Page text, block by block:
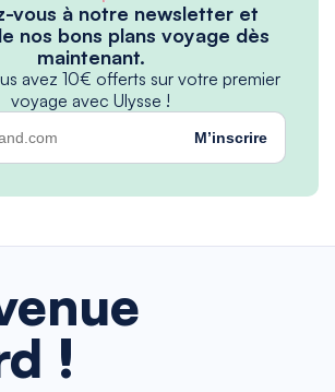
vous à notre newsletter et
nos bons plans voyage dès
maintenant.
avez 10€ offerts sur votre premier
voyage avec Ulysse !
M’inscrire
!